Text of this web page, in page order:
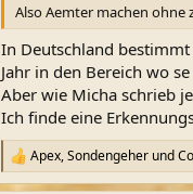
n
e
n
Also Aemter machen
In Deutschland
Jahr in den Bereich wo
Aber wie Micha schrieb
Ich finde eine
R
e
Apex,Sondengeherund